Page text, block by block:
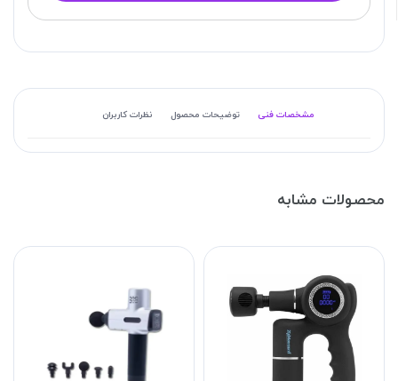
مشخصات فنی توضیحات محصول نظرات کاربران
محصولات مشابه